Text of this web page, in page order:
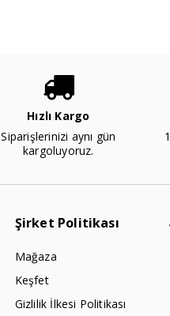
Hızlı Kargo
Siparişlerinizi aynı gün
kargoluyoruz.
Şirket Politikası
Mağaza
Keşfet
Gizlilik İlkesi Politikası